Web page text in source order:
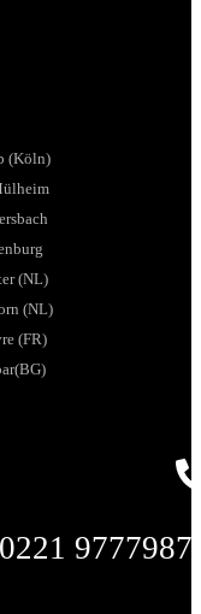
(Köln)
(NL)
(NL)
(FR)
0221